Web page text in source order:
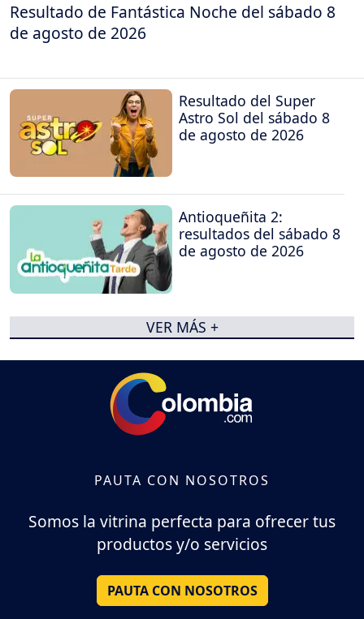
Resultado de Fantástica Noche del sábado 8
de agosto de 2026
Resultado del Super
Astro Sol del sábado 8
de agosto de 2026
Antioqueñita 2:
resultados del sábado 8
de agosto de 2026
VER MÁS +
PAUTA CON NOSOTROS
Somos la vitrina perfecta para ofrecer tus
productos y/o servicios
PAUTA CON NOSOTROS